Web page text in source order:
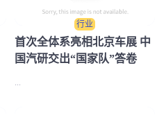
行业
首次全体系亮相北京车展 中
国汽研交出“国家队”答卷
...